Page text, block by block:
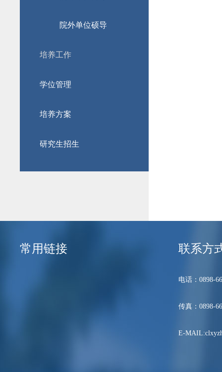
院外单位硕导
培养工作
学位管理
培养方案
研究生招生
常用链接 联系方
电话：0898-
传真：0898-
E-